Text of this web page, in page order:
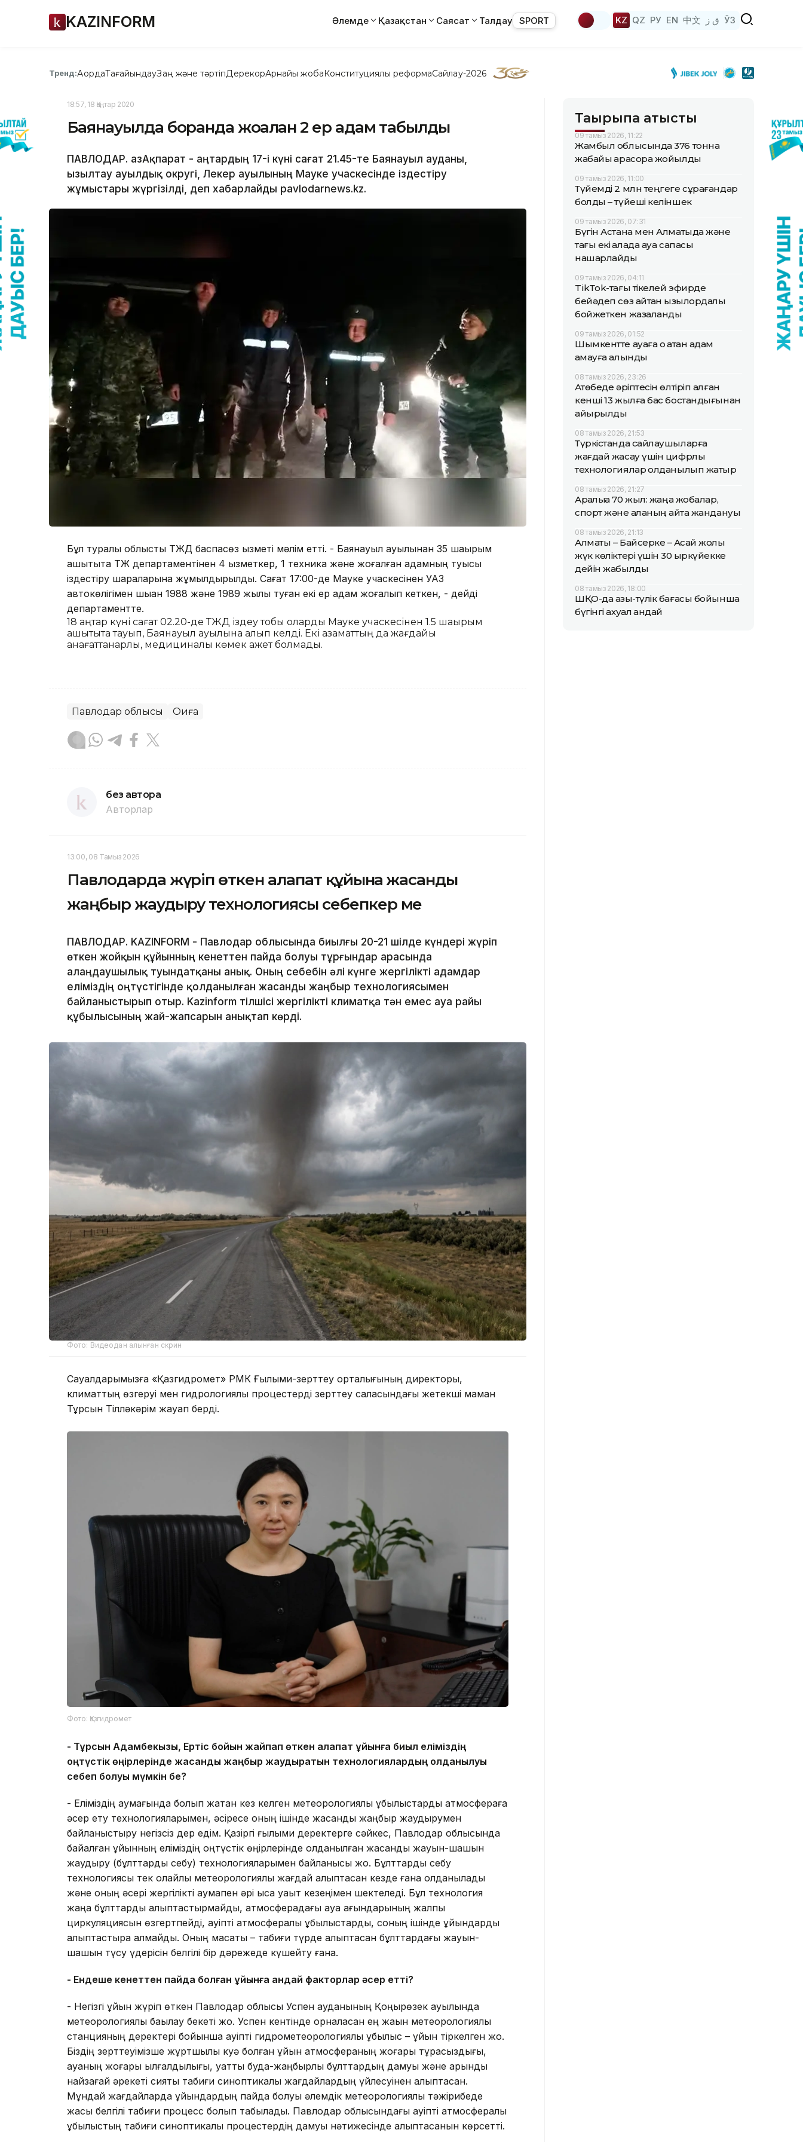
KAZINFORM Әлемде Қазақстан Саясат Талдау SPORT KZ QZ РУ EN 中文 ق ز ЎЗ
Тренд:АқордаТағайындауЗаң және тәртіпДерекқорАрнайы жобаКонституциялық реформаСайлау-2026
18:57, 18 Қаңтар 2020
Баянауылда боранда жоғалған 2 ер адам табылды
ПАВЛОДАР. ҚазАқпарат - Қаңтардың 17-і күні сағат 21.45-те Баянауыл ауданы,
Қызылтау ауылдық округі, Лекер ауылының Мауке учаскесінде іздестіру
жұмыстары жүргізілді, деп хабарлайды pavlodarnews.kz.
Бұл туралы облыстық ТЖД баспасөз қызметі мәлім етті. - Баянауыл ауылынан 35 шақырым
қашықтықта ТЖ департаментінен 4 қызметкер, 1 техника және жоғалған адамның туысы
іздестіру шараларына жұмылдырылды. Сағат 17:00-де Мауке учаскесінен УАЗ
автокөлігімен шыққан 1988 және 1989 жылы туған екі ер адам жоғалып кеткен, - дейді
департаментте.
18 қаңтар күні сағат 02.20-де ТЖД іздеу тобы оларды Мауке учаскесінен 1.5 шақырым
қашықтықта тауып, Баянауыл ауылына алып келді. Екі азаматтың да жағдайы
қанағаттанарлық, медициналық көмек қажет болмады.
Павлодар облысы Оқиға
без автора
Авторлар
13:00, 08 Тамыз 2026
Павлодарда жүріп өткен алапат құйынға жасанды
жаңбыр жаудыру технологиясы себепкер ме
ПАВЛОДАР. KAZINFORM - Павлодар облысында биылғы 20-21 шілде күндері жүріп
өткен жойқын құйынның кенеттен пайда болуы тұрғындар арасында
алаңдаушылық туындатқаны анық. Оның себебін әлі күнге жергілікті адамдар
еліміздің оңтүстігінде қолданылған жасанды жаңбыр технологиясымен
байланыстырып отыр. Kazinform тілшісі жергілікті климатқа тән емес ауа райы
құбылысының жай-жапсарын анықтап көрді.
Фото: Видеодан алынған скрин
Сауалдарымызға «Қазгидромет» РМК Ғылыми-зерттеу орталығының директоры,
климаттың өзгеруі мен гидрологиялық процестерді зерттеу саласындағы жетекші маман
Тұрсын Тілләкәрім жауап берді.
Фото: Қазгидромет
- Тұрсын Адамбекқызы, Ертіс бойын жайпап өткен алапат құйынға биыл еліміздің
оңтүстік өңірлерінде жасанды жаңбыр жаудыратын технологиялардың қолданылуы
себеп болуы мүмкін бе?
- Еліміздің аумағында болып жатқан кез келген метеорологиялық құбылыстарды атмосфераға
әсер ету технологияларымен, әсіресе оның ішінде жасанды жаңбыр жаудырумен
байланыстыру негізсіз дер едім. Қазіргі ғылыми деректерге сәйкес, Павлодар облысында
байқалған құйынның еліміздің оңтүстік өңірлерінде қолданылған жасанды жауын-шашын
жаудыру (бұлттарды себу) технологияларымен байланысы жоқ. Бұлттарды себу
технологиясы тек қолайлы метеорологиялық жағдай қалыптасқан кезде ғана қолданылады
және оның әсері жергілікті аумақпен әрі қысқа уақыт кезеңімен шектеледі. Бұл технология
жаңа бұлттарды қалыптастырмайды, атмосферадағы ауа ағындарының жалпы
циркуляциясын өзгертпейді, қауіпті атмосфералық құбылыстарды, соның ішінде құйындарды
қалыптастыра алмайды. Оның мақсаты – табиғи түрде қалыптасқан бұлттардағы жауын-
шашын түсу үдерісін белгілі бір дәрежеде күшейту ғана.
- Ендеше кенеттен пайда болған құйынға қандай факторлар әсер етті?
- Негізгі құйын жүріп өткен Павлодар облысы Успен ауданының Қоңырөзек ауылында
метеорологиялық бақылау бекеті жоқ. Успен кентінде орналасқан ең жақын метеорологиялық
станцияның деректері бойынша қауіпті гидрометеорологиялық құбылыс – құйын тіркелген жоқ.
Біздің зерттеуімізше жұртшылық куә болған құйын атмосфераның жоғары тұрақсыздығы,
ауаның жоғары ылғалдылығы, қуатты будақ-жаңбырлы бұлттардың дамуы және қарқынды
найзағай әрекеті сияқты табиғи синоптикалық жағдайлардың үйлесуінен қалыптасқан.
Мұндай жағдайларда құйындардың пайда болуы әлемдік метеорологиялық тәжірибеде
жақсы белгілі табиғи процесс болып табылады. Павлодар облысындағы қауіпті атмосфералық
құбылыстың табиғи синоптикалық процестердің дамуы нәтижесінде қалыптасқанын көрсетті.
Тақырыпқа қатысты
09 тамыз 2026, 11:22
Жамбыл облысында 376 тонна
жабайы қарасора жойылды
09 тамыз 2026, 11:00
Түйемді 2 млн теңгеге сұрағандар
болды – түйеші келіншек
09 тамыз 2026, 07:31
Бүгін Астана мен Алматыда және
тағы екі қалада ауа сапасы
нашарлайды
09 тамыз 2026, 04:11
TikТok-тағы тікелей эфирде
бейәдеп сөз айтқан қызылордалық
бойжеткен жазаланды
09 тамыз 2026, 01:52
Шымкентте ауаға оқ атқан адам
қамауға алынды
08 тамыз 2026, 23:26
Ақтөбеде әріптесін өлтіріп алған
кенші 13 жылға бас бостандығынан
айырылды
08 тамыз 2026, 21:53
Түркістанда сайлаушыларға
жағдай жасау үшін цифрлық
технологиялар қолданылып жатыр
08 тамыз 2026, 21:27
Арқалыққа 70 жыл: жаңа жобалар,
спорт және қаланың қайта жандануы
08 тамыз 2026, 21:13
Алматы – Байсерке – Ақсай жолы
жүк көліктері үшін 30 қыркүйекке
дейін жабылды
08 тамыз 2026, 18:00
ШҚО-да азық-түлік бағасы бойынша
бүгінгі ахуал қандай